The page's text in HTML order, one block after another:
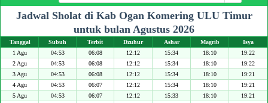
Jadwal Sholat di Kab Ogan Komering ULU Timur
untuk bulan Agustus 2026
Tanggal Subuh Terbit Dzuhur Ashar Magrib
Isya
1 Agu
04:53 06:08 12:12 15:34 18:10
19:22
2 Agu
04:53 06:08 12:12 15:34 18:10
19:22
3 Agu
04:53 06:08 12:12 15:34 18:10
19:21
4 Agu
04:53 06:07 12:12 15:34 18:10
19:21
5 Agu
04:53 06:07 12:12 15:33 18:10
19:21